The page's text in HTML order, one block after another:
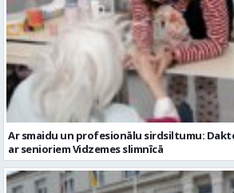
Ar smaidu un profesionālu sirdsiltumu:
ar senioriem Vidzemes slimnīcā